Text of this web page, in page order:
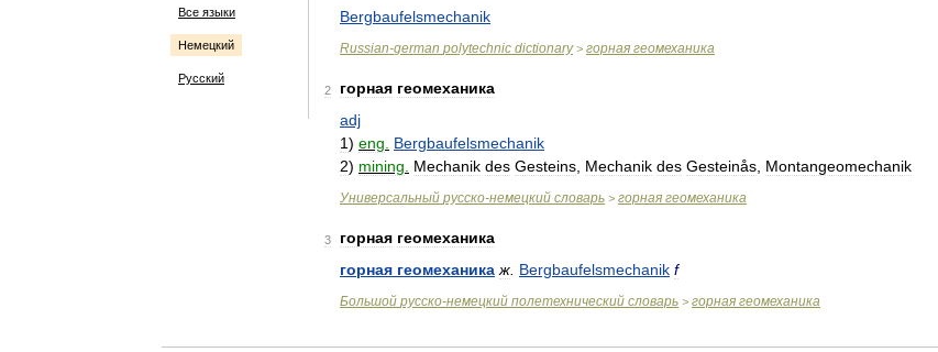
Все языки
Немецкий
Русский
Bergbaufelsmechanik
Russian-german polytechnic dictionary> горная геомеханика
2 горная геомеханика
adj
1) eng
Bergbaufelsmechanik
2) mining Mechanik des Gesteins Mechanik des Gesteinås Montangeomechanik
Универсальный русско-немецкий словарь > горная геомеханика
3 горная геомеханика
горная геомеханика ж Bergbaufelsmechanik f
Большой русско-немецкий полетехнический словарь > горная геомеханика